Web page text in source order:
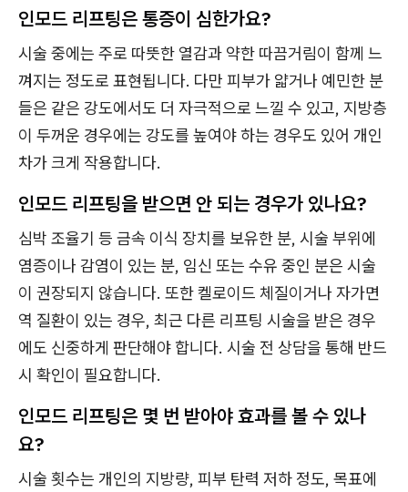
인모드 리프팅은 통증이 심한가요?
시술 중에는 주로 따뜻한 열감과 약한 따끔거림이 함께 느
껴지는 정도로 표현됩니다. 다만 피부가 얇거나 예민한 분
들은 같은 강도에서도 더 자극적으로 느낄 수 있고, 지방층
이 두꺼운 경우에는 강도를 높여야 하는 경우도 있어 개인
차가 크게 작용합니다.
인모드 리프팅을 받으면 안 되는 경우가 있나요?
심박 조율기 등 금속 이식 장치를 보유한 분, 시술 부위에
염증이나 감염이 있는 분, 임신 또는 수유 중인 분은 시술
이 권장되지 않습니다. 또한 켈로이드 체질이거나 자가면
역 질환이 있는 경우, 최근 다른 리프팅 시술을 받은 경우
에도 신중하게 판단해야 합니다. 시술 전 상담을 통해 반드
시 확인이 필요합니다.
인모드 리프팅은 몇 번 받아야 효과를 볼 수 있나
요?
시술 횟수는 개인의 지방량, 피부 탄력 저하 정도, 목표에